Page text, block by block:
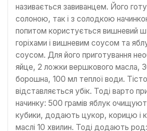
називається завиванцем. Його
солоною, так і з солодкою
попитом користується вишневий
горіхами і вишневим соусом та
соусом. Для його приготування
яйце, 2 ложки вершкового масла,
борошна, 100 мл теплої води.
відставляється убік. Тоді варто
начинку: 500 грамів яблук
кубики, додають цукор, корицю і
маслі 10 хвилин. Тоді додають